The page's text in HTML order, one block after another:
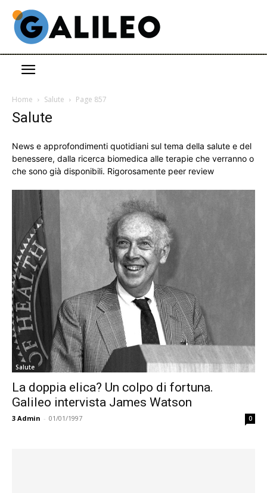
Home Salute Page 857
Salute
News e approfondimenti quotidiani sul tema della salute e del
benessere, dalla ricerca biomedica alle terapie che verranno o
che sono già disponibili. Rigorosamente peer review
Salute
La doppia elica? Un colpo di fortuna.
Galileo intervista James Watson
3 Admin - 01/01/1997 0